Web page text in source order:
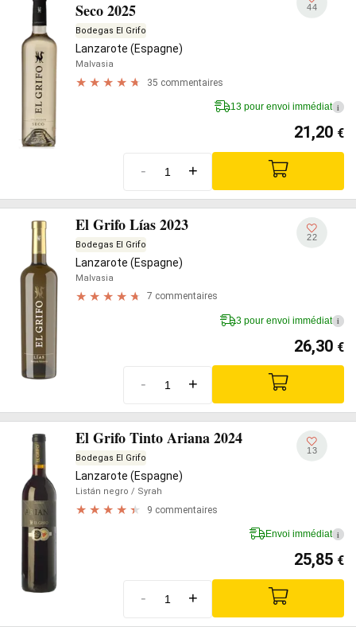
Seco 2025
Bodegas El Grifo
Lanzarote (Espagne)
Malvasia
35 commentaires
44
13 pour envoi immédiat i
21,20 €
- +
El Grifo Lías 2023
Bodegas El Grifo
Lanzarote (Espagne)
Malvasia
7 commentaires
22
3 pour envoi immédiat i
26,30 €
- +
El Grifo Tinto Ariana 2024
Bodegas El Grifo
Lanzarote (Espagne)
Listán negro / Syrah
9 commentaires
13
Envoi immédiat i
25,85 €
- +